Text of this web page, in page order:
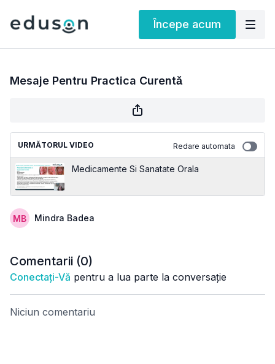
Începe acum
Mesaje Pentru Practica Curentă
URMĂTORUL VIDEO Redare automata
Medicamente Si Sanatate Orala
Mindra Badea
Comentarii (0)
Conectați-Vă pentru a lua parte la conversație
Niciun comentariu